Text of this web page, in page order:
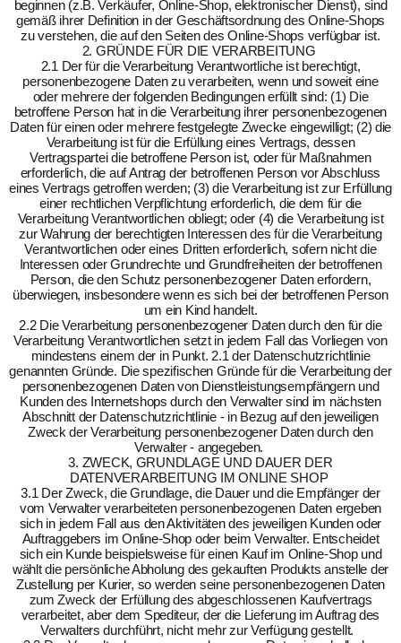
beginnen (z.B. Verkäufer, Online-Shop, elektronischer Dienst), sind
gemäß ihrer Definition in der Geschäftsordnung des Online-Shops
zu verstehen, die auf den Seiten des Online-Shops verfügbar ist.
2. GRÜNDE FÜR DIE VERARBEITUNG
2.1 Der für die Verarbeitung Verantwortliche ist berechtigt,
personenbezogene Daten zu verarbeiten, wenn und soweit eine
oder mehrere der folgenden Bedingungen erfüllt sind: (1) Die
betroffene Person hat in die Verarbeitung ihrer personenbezogenen
Daten für einen oder mehrere festgelegte Zwecke eingewilligt; (2) die
Verarbeitung ist für die Erfüllung eines Vertrags, dessen
Vertragspartei die betroffene Person ist, oder für Maßnahmen
erforderlich, die auf Antrag der betroffenen Person vor Abschluss
eines Vertrags getroffen werden; (3) die Verarbeitung ist zur Erfüllung
einer rechtlichen Verpflichtung erforderlich, die dem für die
Verarbeitung Verantwortlichen obliegt; oder (4) die Verarbeitung ist
zur Wahrung der berechtigten Interessen des für die Verarbeitung
Verantwortlichen oder eines Dritten erforderlich, sofern nicht die
Interessen oder Grundrechte und Grundfreiheiten der betroffenen
Person, die den Schutz personenbezogener Daten erfordern,
überwiegen, insbesondere wenn es sich bei der betroffenen Person
um ein Kind handelt.
2.2 Die Verarbeitung personenbezogener Daten durch den für die
Verarbeitung Verantwortlichen setzt in jedem Fall das Vorliegen von
mindestens einem der in Punkt. 2.1 der Datenschutzrichtlinie
genannten Gründe. Die spezifischen Gründe für die Verarbeitung der
personenbezogenen Daten von Dienstleistungsempfängern und
Kunden des Internetshops durch den Verwalter sind im nächsten
Abschnitt der Datenschutzrichtlinie - in Bezug auf den jeweiligen
Zweck der Verarbeitung personenbezogener Daten durch den
Verwalter - angegeben.
3. ZWECK, GRUNDLAGE UND DAUER DER
DATENVERARBEITUNG IM ONLINE SHOP
3.1 Der Zweck, die Grundlage, die Dauer und die Empfänger der
vom Verwalter verarbeiteten personenbezogenen Daten ergeben
sich in jedem Fall aus den Aktivitäten des jeweiligen Kunden oder
Auftraggebers im Online-Shop oder beim Verwalter. Entscheidet
sich ein Kunde beispielsweise für einen Kauf im Online-Shop und
wählt die persönliche Abholung des gekauften Produkts anstelle der
Zustellung per Kurier, so werden seine personenbezogenen Daten
zum Zweck der Erfüllung des abgeschlossenen Kaufvertrags
verarbeitet, aber dem Spediteur, der die Lieferung im Auftrag des
Verwalters durchführt, nicht mehr zur Verfügung gestellt.